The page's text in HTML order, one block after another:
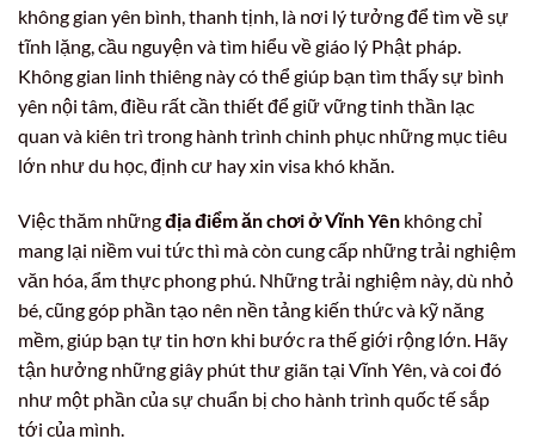
không gian yên bình, thanh tịnh, là nơi lý tưởng để tìm về sự
tĩnh lặng, cầu nguyện và tìm hiểu về giáo lý Phật pháp.
Không gian linh thiêng này có thể giúp bạn tìm thấy sự bình
yên nội tâm, điều rất cần thiết để giữ vững tinh thần lạc
quan và kiên trì trong hành trình chinh phục những mục tiêu
lớn như du học, định cư hay xin visa khó khăn.
Việc thăm nhữngđịa điểm ăn chơi ở Vĩnh Yên không chỉ
mang lại niềm vui tức thì mà còn cung cấp những trải nghiệm
văn hóa, ẩm thực phong phú. Những trải nghiệm này, dù nhỏ
bé, cũng góp phần tạo nên nền tảng kiến thức và kỹ năng
mềm, giúp bạn tự tin hơn khi bước ra thế giới rộng lớn. Hãy
tận hưởng những giây phút thư giãn tại Vĩnh Yên, và coi đó
như một phần của sự chuẩn bị cho hành trình quốc tế sắp
tới của mình.